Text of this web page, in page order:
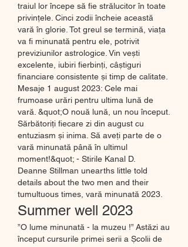
traiul lor începe să fie strălucitor în toate
privințele. Cinci zodii încheie această
vară în glorie. Tot greul se termină, viața
va fi minunată pentru ele, potrivit
previziunilor astrologice. Vin vești
excelente, iubiri fierbinți, câștiguri
financiare consistente și timp de calitate.
Mesaje 1 august 2023: Cele mai
frumoase urări pentru ultima lună de
vară. &quot;O nouă lună, un nou început.
Sărbătoriți fiecare zi din august cu
entuziasm și inima. Să aveți parte de o
vară minunată până în ultimul
moment!&quot; - Stirile Kanal D.
Deanne Stillman unearths little told
details about the two men and their
tumultuous times, vară minunată 2023.
Summer well 2023
”O lume minunată - la muzeu !” Astăzi au
început cursurile primei serii a Școlii de